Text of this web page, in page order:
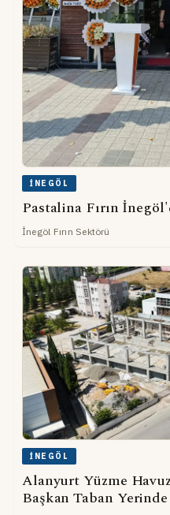
İNEGÖL
Pastalina Fırın
İnegöl Fırın Sektörü
İNEGÖL
Alanyurt Yüzme
Başkan Taban